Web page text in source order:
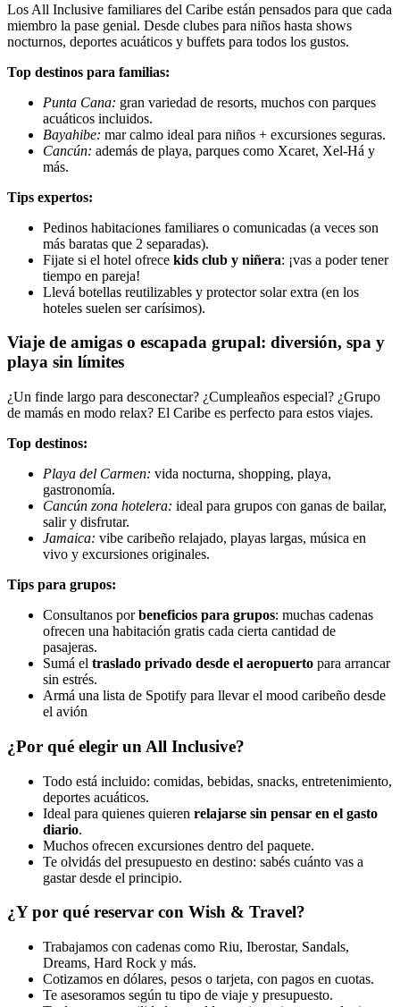
Los All Inclusive familiares del Caribe están pensados para que cada
miembro la pase genial. Desde clubes para niños hasta shows
nocturnos, deportes acuáticos y buffets para todos los gustos.
Top destinos para familias:
Punta Cana: gran variedad de resorts, muchos con parques
acuáticos incluidos.
Bayahibe: mar calmo ideal para niños + excursiones seguras.
Cancún: además de playa, parques como Xcaret, Xel-Há y
más.
Tips expertos:
Pedinos habitaciones familiares o comunicadas (a veces son
más baratas que 2 separadas).
Fijate si el hotel ofrece kids club y niñera: ¡vas a poder tener
tiempo en pareja!
Llevá botellas reutilizables y protector solar extra (en los
hoteles suelen ser carísimos).
Viaje de amigas o escapada grupal: diversión, spa y
playa sin límites
¿Un finde largo para desconectar? ¿Cumpleaños especial? ¿Grupo
de mamás en modo relax? El Caribe es perfecto para estos viajes.
Top destinos:
Playa del Carmen: vida nocturna, shopping, playa,
gastronomía.
Cancún zona hotelera: ideal para grupos con ganas de bailar,
salir y disfrutar.
Jamaica: vibe caribeño relajado, playas largas, música en
vivo y excursiones originales.
Tips para grupos:
Consultanos porbeneficios para grupos: muchas cadenas
ofrecen una habitación gratis cada cierta cantidad de
pasajeras.
Sumá el traslado privado desde el aeropuerto para arrancar
sin estrés.
Armá una lista de Spotify para llevar el mood caribeño desde
el avión
¿Por qué elegir un All Inclusive?
Todo está incluido: comidas, bebidas, snacks, entretenimiento,
deportes acuáticos.
Ideal para quienes quieren relajarse sin pensar en el gasto
diario.
Muchos ofrecen excursiones dentro del paquete.
Te olvidás del presupuesto en destino: sabés cuánto vas a
gastar desde el principio.
¿Y por qué reservar con Wish & Travel?
Trabajamos con cadenas como Riu, Iberostar, Sandals,
Dreams, Hard Rock y más.
Cotizamos en dólares, pesos o tarjeta, con pagos en cuotas.
Te asesoramos según tu tipo de viaje y presupuesto.